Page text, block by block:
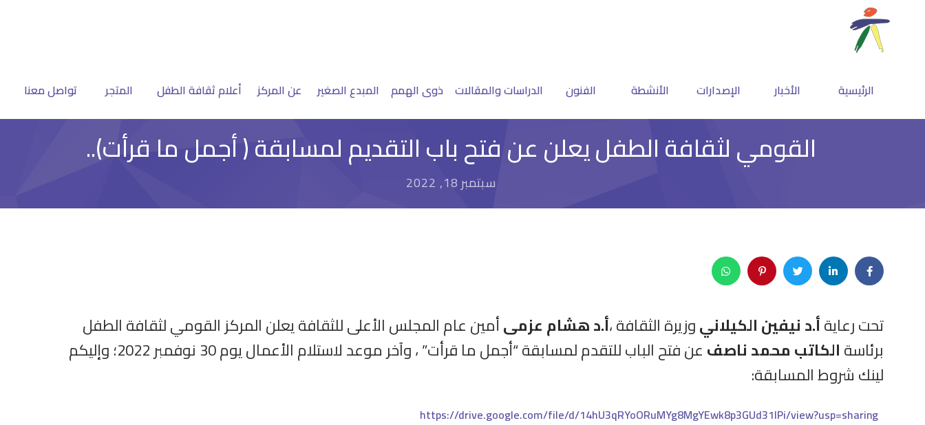
الرئيسية الأخبار الإصدارات الأنشطة الفنون الدراسات والمقالات ذوى الهمم المبدع الصغير عن المركز أعلام ثقافة الطفل المتجر تواصل معنا
القومي لثقافة الطفل يعلن عن فتح باب التقديم لمسابقة ( أجمل ما قرأت)..
سبتمبر 18, 2022
تحت رعايةأ.د نيفين الكيلانيوزيرة الثقافة ،أ.د هشام عزمىأمين عام المجلس الأعلى للثقافة يعلن المركز القومي لثقافة الطفل
برئاسةالكاتب محمد ناصف
عن فتح الباب للتقدم لمسابقة “أجمل ما قرأت” ، وآخر موعد لاستلام الأعمال يوم 30 نوفمبر 2022؛ وإليكم
لينك شروط المسابقة: